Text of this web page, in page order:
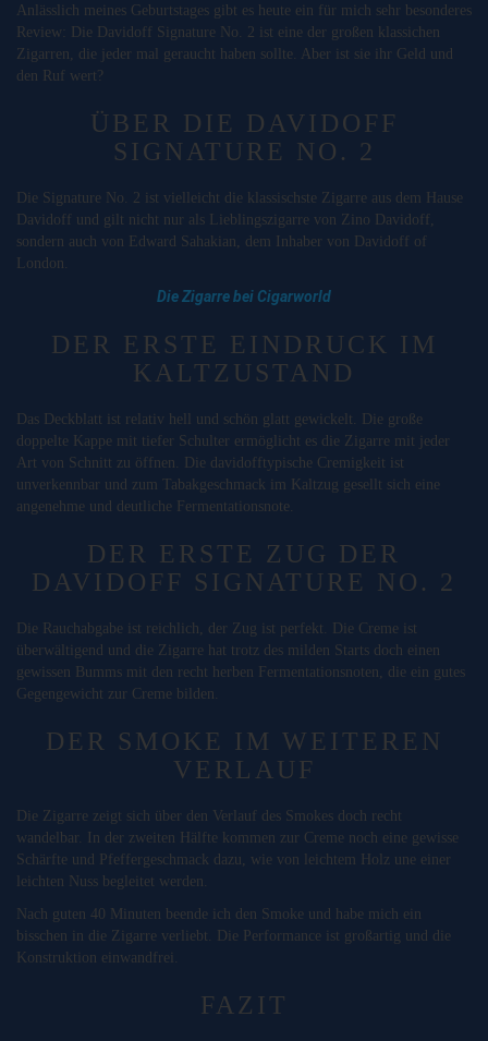
Anlässlich meines Geburtstages gibt es heute ein für mich sehr besonderes
Review: Die Davidoff Signature No. 2 ist eine der großen klassichen
Zigarren, die jeder mal geraucht haben sollte. Aber ist sie ihr Geld und
den Ruf wert?
ÜBER DIE DAVIDOFF
SIGNATURE NO. 2
Die Signature No. 2 ist vielleicht die klassischste Zigarre aus dem Hause
Davidoff und gilt nicht nur als Lieblingszigarre von Zino Davidoff,
sondern auch von Edward Sahakian, dem Inhaber von Davidoff of
London.
Die Zigarre bei Cigarworld
DER ERSTE EINDRUCK IM
KALTZUSTAND
Das Deckblatt ist relativ hell und schön glatt gewickelt. Die große
doppelte Kappe mit tiefer Schulter ermöglicht es die Zigarre mit jeder
Art von Schnitt zu öffnen. Die davidofftypische Cremigkeit ist
unverkennbar und zum Tabakgeschmack im Kaltzug gesellt sich eine
angenehme und deutliche Fermentationsnote.
DER ERSTE ZUG DER
DAVIDOFF SIGNATURE NO. 2
Die Rauchabgabe ist reichlich, der Zug ist perfekt. Die Creme ist
überwältigend und die Zigarre hat trotz des milden Starts doch einen
gewissen Bumms mit den recht herben Fermentationsnoten, die ein gutes
Gegengewicht zur Creme bilden.
DER SMOKE IM WEITEREN
VERLAUF
Die Zigarre zeigt sich über den Verlauf des Smokes doch recht
wandelbar. In der zweiten Hälfte kommen zur Creme noch eine gewisse
Schärfte und Pfeffergeschmack dazu, wie von leichtem Holz une einer
leichten Nuss begleitet werden.
Nach guten 40 Minuten beende ich den Smoke und habe mich ein
bisschen in die Zigarre verliebt. Die Performance ist großartig und die
Konstruktion einwandfrei.
FAZIT